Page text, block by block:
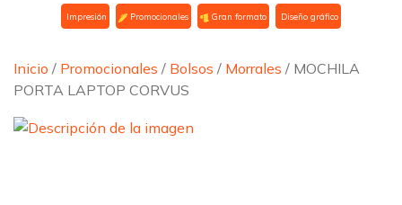
Impresión Promocionales Gran formato Diseño gráfico
Inicio / Promocionales / Bolsos / Morrales / MOCHILA
PORTA LAPTOP CORVUS